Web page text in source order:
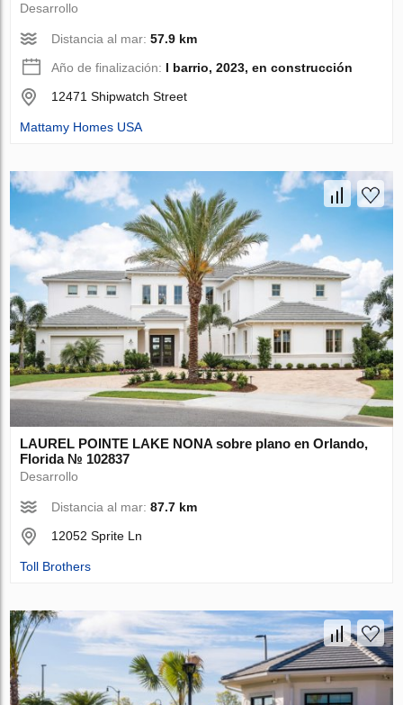
Desarrollo
Distancia al mar:57.9 km
Año de finalización: I barrio, 2023, en construcción
12471 Shipwatch Street
Mattamy Homes USA
LAUREL POINTE LAKE NONA sobre plano en Orlando,
Florida № 102837
Desarrollo
Distancia al mar:87.7 km
12052 Sprite Ln
Toll Brothers